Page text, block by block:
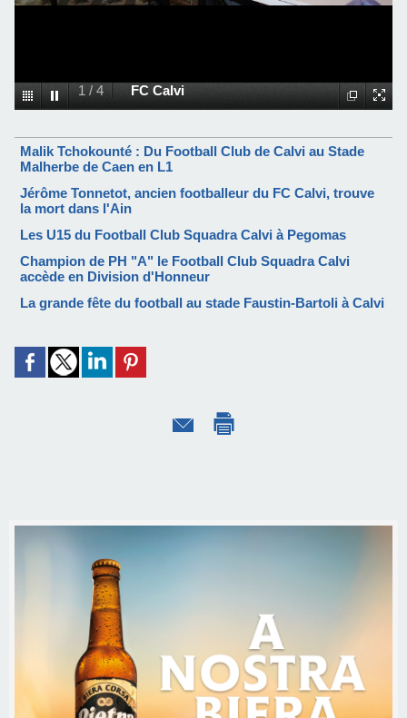
1 /4 FC Calvi
Malik Tchokounté : Du Football Club de Calvi au Stade
Malherbe de Caen en L1
Jérôme Tonnetot, ancien footballeur du FC Calvi, trouve
la mort dans l'Ain
Les U15 du Football Club Squadra Calvi à Pegomas
Champion de PH "A" le Football Club Squadra Calvi
accède en Division d'Honneur
La grande fête du football au stade Faustin-Bartoli à Calvi